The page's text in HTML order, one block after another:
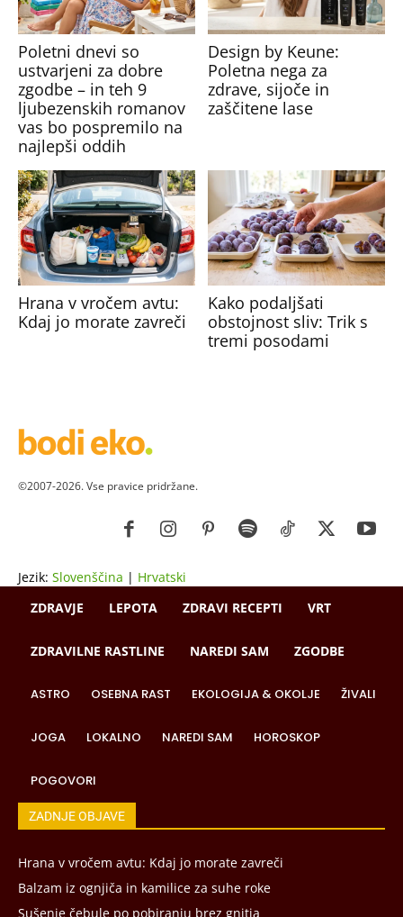
Poletni dnevi so
ustvarjeni za dobre
zgodbe – in teh 9
ljubezenskih romanov
vas bo pospremilo na
najlepši oddih
Design by Keune:
Poletna nega za
zdrave, sijoče in
zaščitene lase
Hrana v vročem avtu:
Kdaj jo morate zavreči
Kako podaljšati
obstojnost sliv: Trik s
tremi posodami
©2007-2026. Vse pravice pridržane.
Jezik: Slovenščina | Hrvatski
ZDRAVJE
LEPOTA ZDRAVI RECEPTI VRT
ZDRAVILNE RASTLINE NAREDI SAM ZGODBE
ASTRO OSEBNA RAST EKOLOGIJA & OKOLJE ŽIVALI
JOGA LOKALNO NAREDI SAM HOROSKOP
POGOVORI
ZADNJE OBJAVE
Hrana v vročem avtu: Kdaj jo morate zavreči
Balzam iz ognjiča in kamilice za suhe roke
Sušenje čebule po pobiranju brez gnitja